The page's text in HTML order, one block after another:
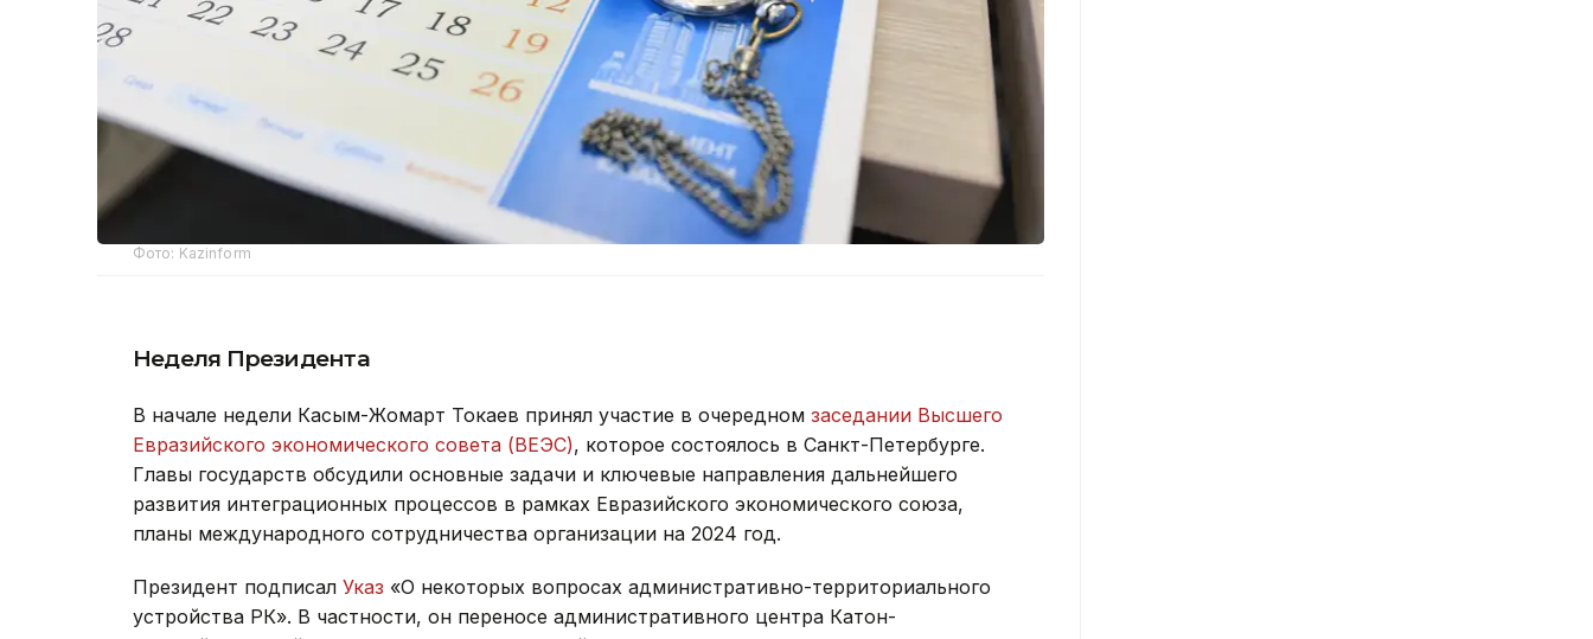
Фото: Kazinform
Неделя Президента
В начале недели Касым-Жомарт Токаев принял участие в очередном заседании Высшего
Евразийского экономического совета (ВЕЭС), которое состоялось в Санкт-Петербурге.
Главы государств обсудили основные задачи и ключевые направления дальнейшего
развития интеграционных процессов в рамках Евразийского экономического союза,
планы международного сотрудничества организации на 2024 год.
Президент подписал Указ «О некоторых вопросах административно-территориального
устройства РК». В частности, он переносе административного центра Катон-